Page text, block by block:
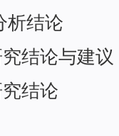
析结论
结论与建议
结论